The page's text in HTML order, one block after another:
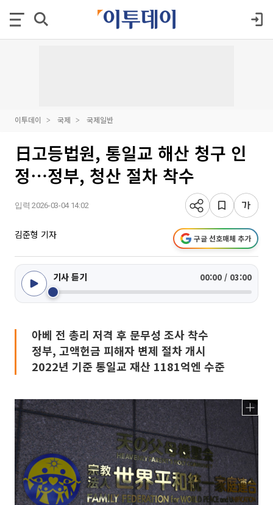
이투데이 국제 국제일반
日고등법원, 통일교 해산 청구 인
정⋯정부, 청산 절차 착수
입력 2026-03-04 14:02
김준형 기자 구글 선호매체 추가
기사 듣기 00:00 / 03:00
아베 전 총리 저격 후 문무성 조사 착수
정부, 고액헌금 피해자 변제 절차 개시
2022년 기준 통일교 재산 1181억엔 수준